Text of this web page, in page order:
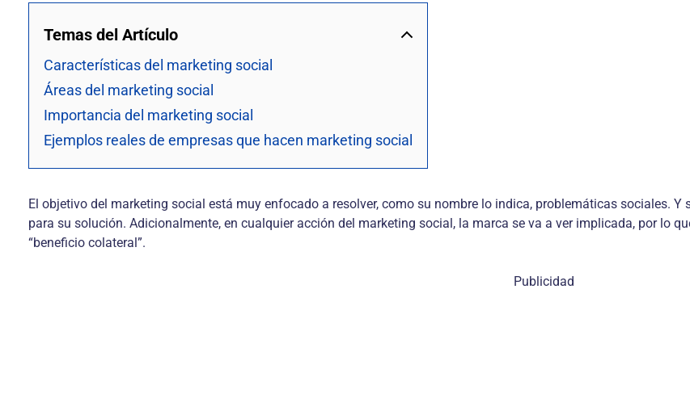
Temas del Artículo
Características del marketing social
Áreas del marketing social
Importancia del marketing social
Ejemplos reales de empresas que hacen marketing social
El objetivo del marketing social está muy enfocado a resolver, como su nombre lo indica, problemáticas sociales.
para su solución. Adicionalmente, en cualquier acción del marketing social, la marca se va a ver implicada, por lo
“beneficio colateral”.
Publicidad